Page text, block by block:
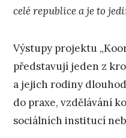
celé republice a je to
Výstupy projektu
představují jeden z
a jejich rodiny
do praxe, vzdělávání
sociálních institucí